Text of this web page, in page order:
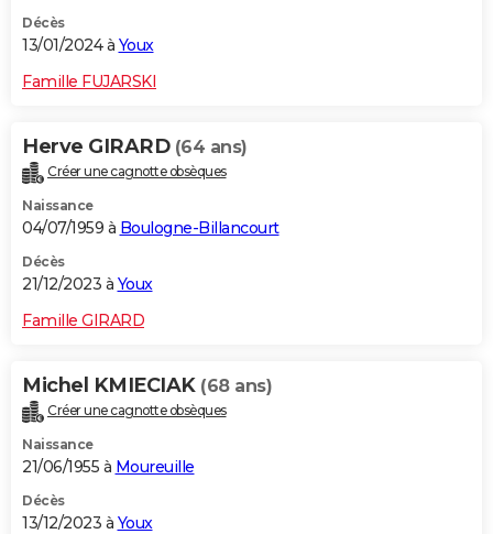
Décès
13/01/2024 à Youx
Famille FUJARSKI
Herve GIRARD (64 ans)
Créer une cagnotte obsèques
Naissance
04/07/1959 à Boulogne-Billancourt
Décès
21/12/2023 à Youx
Famille GIRARD
Michel KMIECIAK (68 ans)
Créer une cagnotte obsèques
Naissance
21/06/1955 à Moureuille
Décès
13/12/2023 à Youx